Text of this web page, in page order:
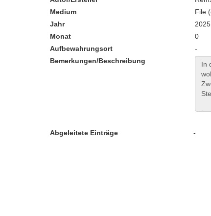
Medium
File
Jahr
2025
Monat
0
Aufbewahrungsort
-
Bemerkungen/Beschreibung
Abgeleitete Einträge -